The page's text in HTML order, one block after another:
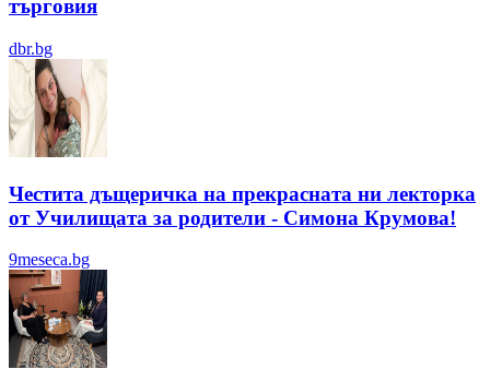
търговия
dbr.bg
Честита дъщеричка на прекрасната ни лекторка
от Училищата за родители - Симона Крумова!
9meseca.bg